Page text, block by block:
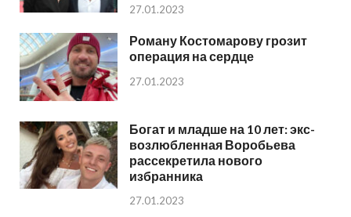
27.01.2023
Роману Костомарову грозит
операция на сердце
27.01.2023
Богат и младше на 10 лет: экс-
возлюбленная Воробьева
рассекретила нового
избранника
27.01.2023